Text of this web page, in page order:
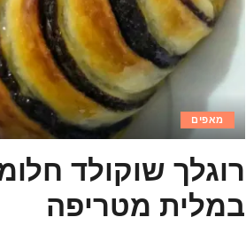
מאפים
רוגלך שוקולד
במלית מטריפה